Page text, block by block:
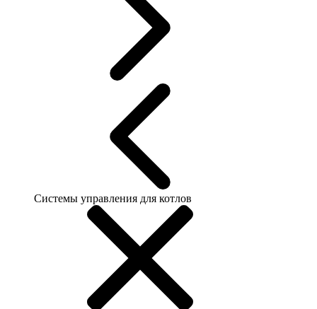
Системы управления для котлов